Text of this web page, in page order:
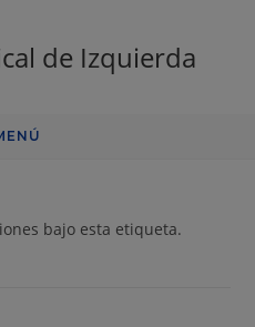
de Izquierda
bajo esta etiqueta.